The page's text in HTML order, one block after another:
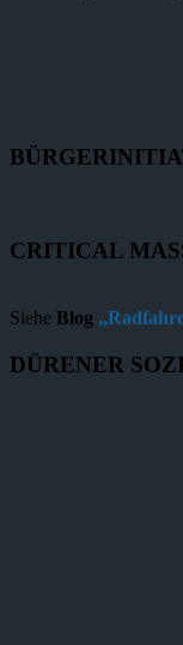
CRITICAL
Siehe Blog
DÜRENER